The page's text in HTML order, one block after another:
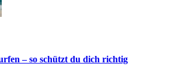
– so schützt du dich richtig